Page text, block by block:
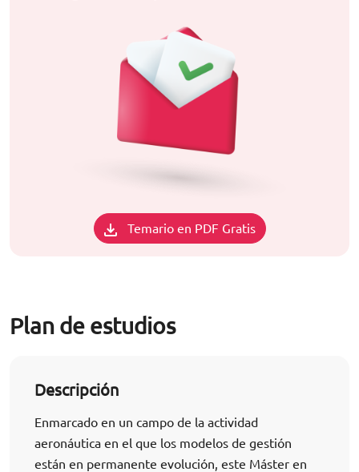
Temario en PDF Gratis
Plan de estudios
Descripción
Enmarcado en un campo de la actividad
aeronáutica en el que los modelos de gestión
están en permanente evolución, este Máster en